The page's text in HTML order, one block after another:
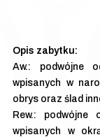
Aw.: podwójne
wpisanych w
obrys oraz ślad
Rew.: podwójne
wpisanych w